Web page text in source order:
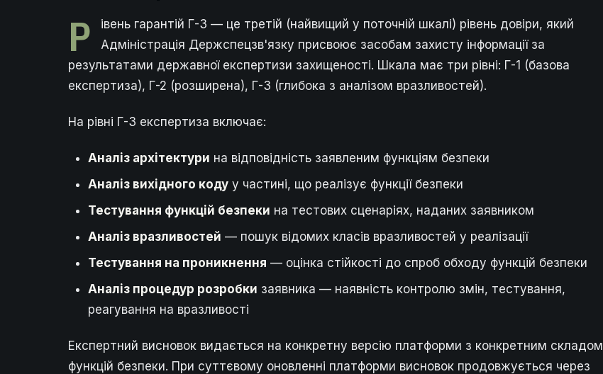
Р
івень гарантій Г-3 — це третій (найвищий у поточній шкалі) рівень довіри, який
Адміністрація Держспецзв'язку присвоює засобам захисту інформації за
результатами державної експертизи захищеності. Шкала має три рівні: Г-1 (базова
експертиза), Г-2 (розширена), Г-3 (глибока з аналізом вразливостей).
На рівні Г-3 експертиза включає:
Аналіз архітектури на відповідність заявленим функціям безпеки
Аналіз вихідного коду у частині, що реалізує функції безпеки
Тестування функцій безпеки на тестових сценаріях, наданих заявником
Аналіз вразливостей — пошук відомих класів вразливостей у реалізації
Тестування на проникнення — оцінка стійкості до спроб обходу функцій безпеки
Аналіз процедур розробки заявника — наявність контролю змін, тестування,
реагування на вразливості
Експертний висновок видається на конкретну версію платформи з конкретним складом
функцій безпеки. При суттєвому оновленні платформи висновок продовжується через